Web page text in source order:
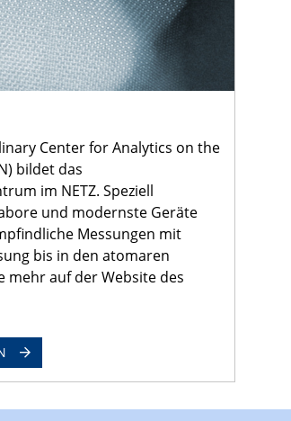
Center for Analytics on the
bildet das
im NETZ. Speziell
und modernste Geräte
Messungen mit
bis in den atomaren
mehr auf der Website des